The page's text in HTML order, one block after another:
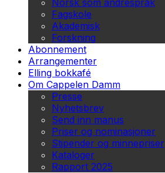
Norsk som andrespråk
Fagskole
Akademisk
Forskning
Abonnement
Arrangementer
Elling bokkafé
Om Cappelen Damm
Presse
Nyhetsbrev
Send inn manus
Priser og nominasjoner
Stipender og minnepriser
Kataloger
Rapport 2025